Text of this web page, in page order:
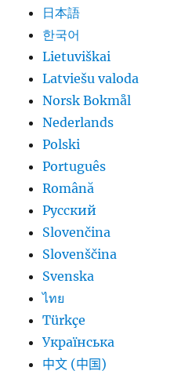
日本語
한국어
Lietuviškai
Latviešu valoda
Norsk Bokmål
Nederlands
Polski
Português
Română
Русский
Slovenčina
Slovenščina
Svenska
ไทย
Türkçe
Українська
中文 (中国)